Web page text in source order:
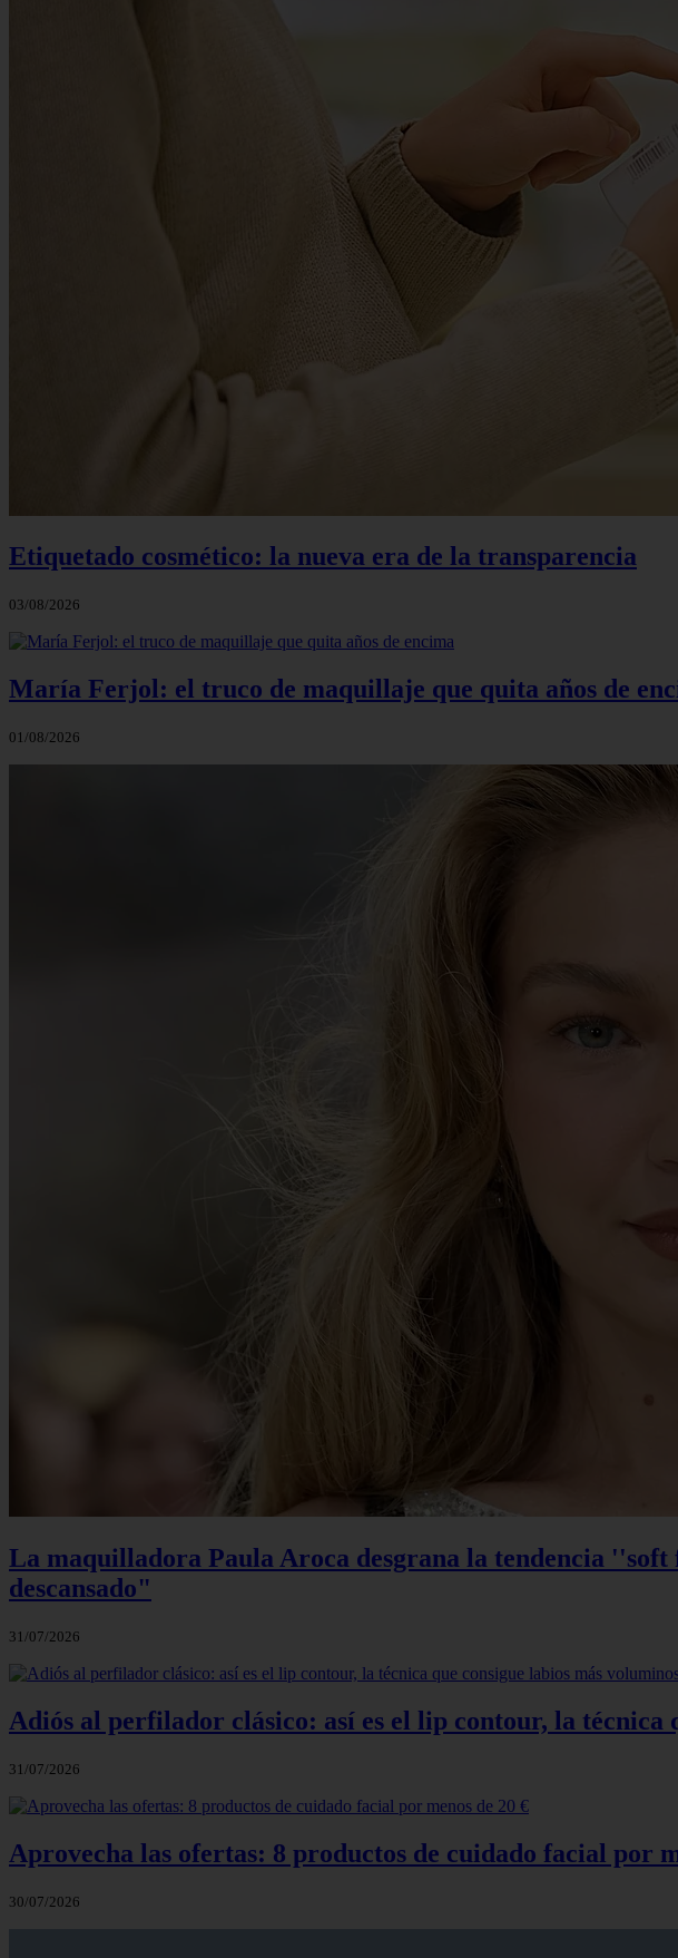
Etiquetado cosmético: la nueva era de la transparencia
03/08/2026
María Ferjol: el truco de maquillaje que quita años de
01/08/2026
La maquilladora Paula Aroca desgrana la tendencia
descansado"
31/07/2026
Adiós al perfilador clásico: así es el lip contour, la técnica
31/07/2026
Aprovecha las ofertas: 8 productos de cuidado facial por
30/07/2026